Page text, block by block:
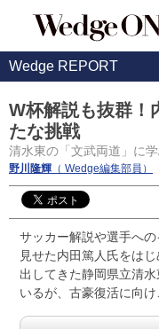
Wedge REPORT
W杯解説も抜群！
たな挑戦
清水東の「文武両道」に
野川隆輝 （ Wedge編集部員）
サッカー解説や選手へ
見せた内田篤人氏をは
出してきた静岡県立清
いるが、古豪復活に向